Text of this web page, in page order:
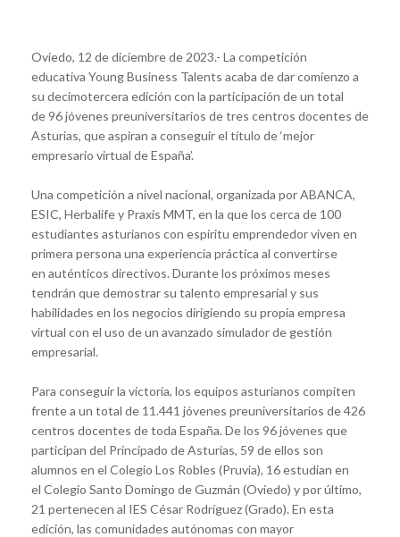
Oviedo, 12 de diciembre de 2023.- La competición
educativa Young Business Talents acaba de dar comienzo a
su decimotercera edición con la participación de un total
de 96 jóvenes preuniversitarios de tres centros docentes de
Asturias, que aspiran a conseguir el título de ‘mejor
empresario virtual de España’.
Una competición a nivel nacional, organizada por ABANCA,
ESIC, Herbalife y Praxis MMT, en la que los cerca de 100
estudiantes asturianos con espíritu emprendedor viven en
primera persona una experiencia práctica al convertirse
en auténticos directivos. Durante los próximos meses
tendrán que demostrar su talento empresarial y sus
habilidades en los negocios dirigiendo su propia empresa
virtual con el uso de un avanzado simulador de gestión
empresarial.
Para conseguir la victoria, los equipos asturianos compiten
frente a un total de 11.441 jóvenes preuniversitarios de 426
centros docentes de toda España. De los 96 jóvenes que
participan del Principado de Asturias, 59 de ellos son
alumnos en el Colegio Los Robles (Pruvia), 16 estudian en
el Colegio Santo Domingo de Guzmán (Oviedo) y por último,
21 pertenecen al IES César Rodríguez (Grado). En esta
edición, las comunidades autónomas con mayor